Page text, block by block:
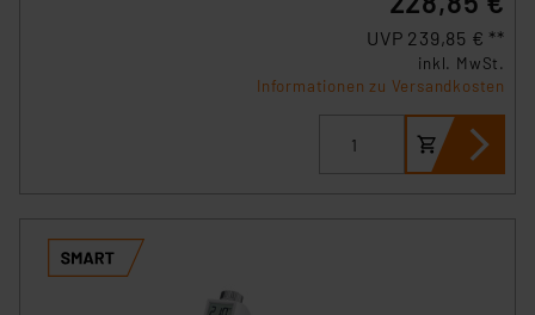
UVP 239,85 € **
inkl. MwSt.
Informationen zu Versandkosten